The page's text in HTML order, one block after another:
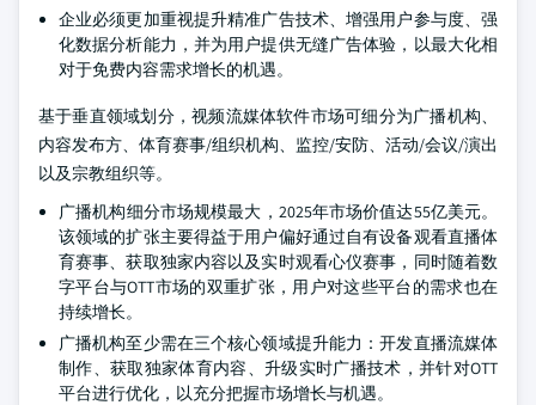
企业必须更加重视提升精准广告技术、增强用户参与度、强
化数据分析能力，并为用户提供无缝广告体验，以最大化相
对于免费内容需求增长的机遇。
基于垂直领域划分，视频流媒体软件市场可细分为广播机构、
内容发布方、体育赛事/组织机构、监控/安防、活动/会议/演出
以及宗教组织等。
广播机构细分市场规模最大，2025年市场价值达55亿美元。
该领域的扩张主要得益于用户偏好通过自有设备观看直播体
育赛事、获取独家内容以及实时观看心仪赛事，同时随着数
字平台与OTT市场的双重扩张，用户对这些平台的需求也在
持续增长。
广播机构至少需在三个核心领域提升能力：开发直播流媒体
制作、获取独家体育内容、升级实时广播技术，并针对OTT
平台进行优化，以充分把握市场增长与机遇。